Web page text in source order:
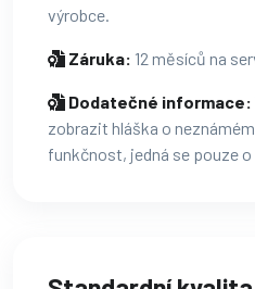
výrobce.
Záruka: 12 měsíců na
Dodatečné informace:
zobrazit hláška o
funkčnost, jedná se pouze